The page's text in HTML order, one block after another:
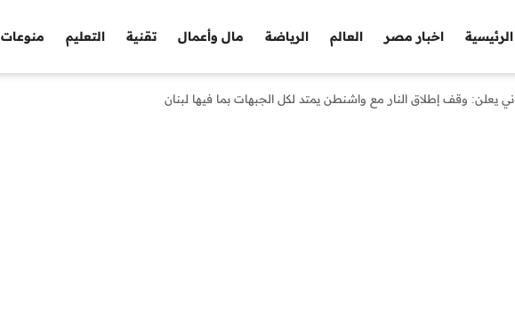
الرئيسية اخبار مصر العالم الرياضة مال وأعمال تقنية التعليم منوعات
يعلن: وقف إطلاق النار مع واشنطن يمتد لكل الجبهات بما فيها لبنان